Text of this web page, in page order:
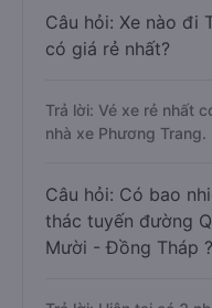
Câu hỏi: Xe nào đi
có giá rẻ nhất?
Trả lời: Vé xe rẻ nhất
nhà xe Phương Trang.
Câu hỏi: Có bao
thác tuyến đường
Mười - Đồng Tháp ?